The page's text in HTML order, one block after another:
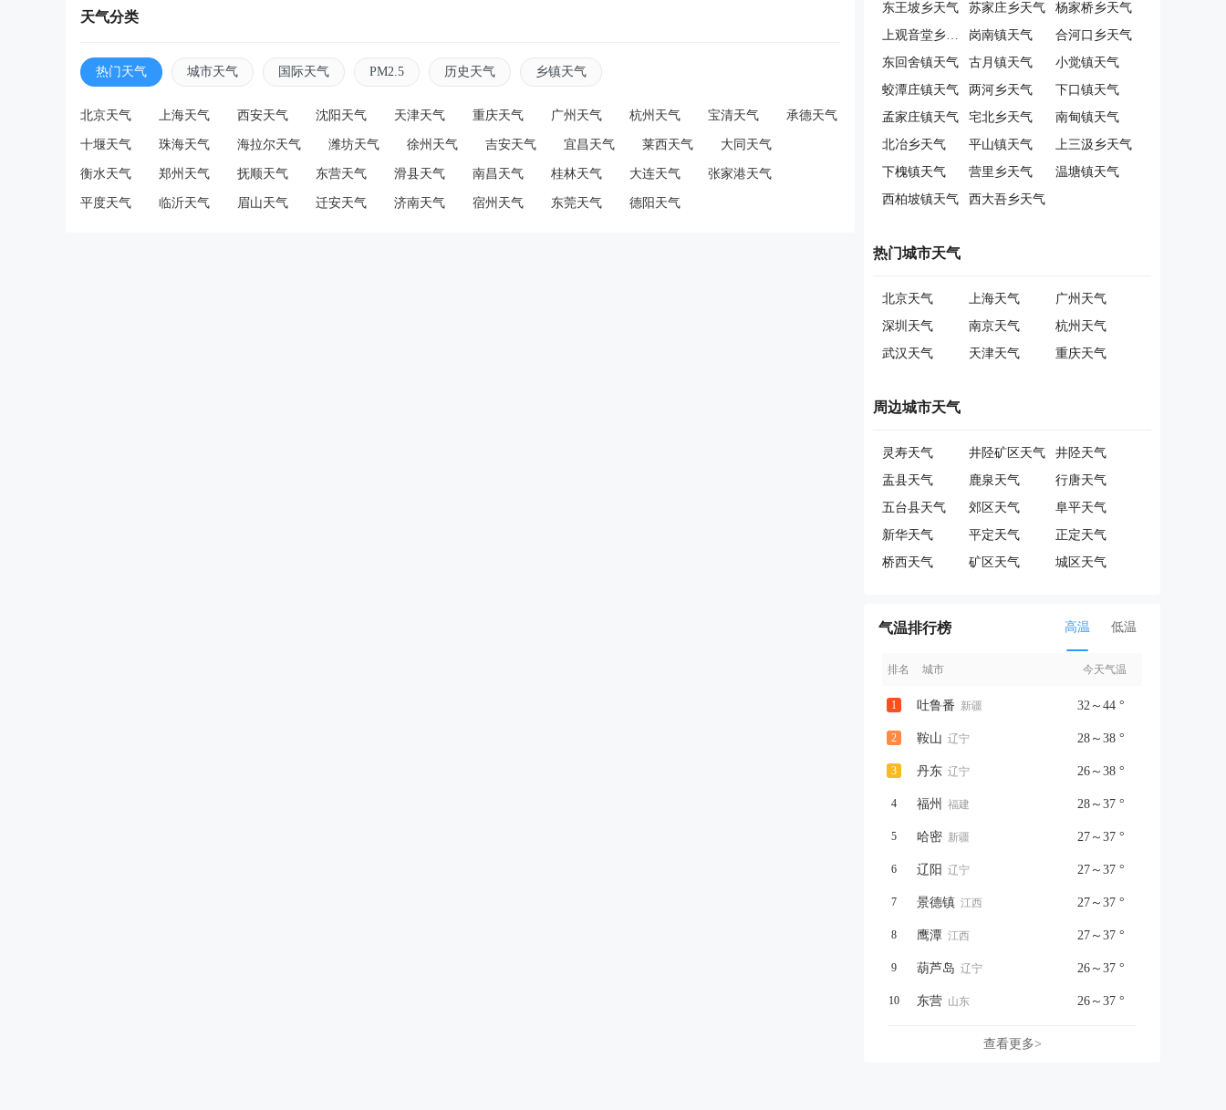
天气分类
热门天气 城市天气 国际天气 PM2.5 历史天气 乡镇天气
北京天气 上海天气 西安天气 沈阳天气 天津天气 重庆天气 广州天气 杭州天气 宝清天气 承德天气
十堰天气 珠海天气 海拉尔天气 潍坊天气 徐州天气 吉安天气 宜昌天气 莱西天气 大同天气
衡水天气 郑州天气 抚顺天气 东营天气 滑县天气 南昌天气 桂林天气 大连天气 张家港天气
平度天气 临沂天气 眉山天气 迁安天气 济南天气 宿州天气 东莞天气 德阳天气
东王坡乡天气 苏家庄乡天气
杨家桥乡天气
上观音堂乡天气
岗南镇天气
合河口乡天气
东回舍镇天气
古月镇天气
小觉镇天气
蛟潭庄镇天气
两河乡天气
下口镇天气
孟家庄镇天气
宅北乡天气
南甸镇天气
北冶乡天气
平山镇天气
上三汲乡天气
下槐镇天气
营里乡天气
温塘镇天气
西柏坡镇天气
西大吾乡天气
热门城市天气
北京天气 上海天气
广州天气
深圳天气
南京天气
杭州天气
武汉天气
天津天气 重庆天气
周边城市天气
灵寿天气 井陉矿区天气
井陉天气
盂县天气
鹿泉天气
行唐天气
五台县天气
郊区天气
阜平天气
新华天气
平定天气
正定天气
桥西天气
矿区天气 城区天气
气温排行榜 高温 低温
排名 城市 今天气温
1 吐鲁番 新疆 32～44 °
2 鞍山 辽宁 28～38 °
3 丹东 辽宁 26～38 °
4 福州 福建 28～37 °
5 哈密 新疆 27～37 °
6 辽阳 辽宁 27～37 °
7 景德镇 江西 27～37 °
8 鹰潭 江西 27～37 °
9 葫芦岛 辽宁 26～37 °
10 东营 山东 26～37 °
查看更多>